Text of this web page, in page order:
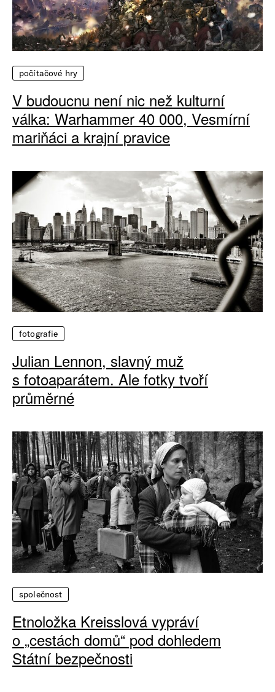
počítačové hry
V budoucnu není nic než kulturní
válka: Warhammer 40 000, Vesmírní
mariňáci a krajní pravice
fotografie
Julian Lennon, slavný muž
s fotoaparátem. Ale fotky tvoří
průměrné
společnost
Etnoložka Kreisslová vypráví
o „cestách domů“ pod dohledem
Státní bezpečnosti